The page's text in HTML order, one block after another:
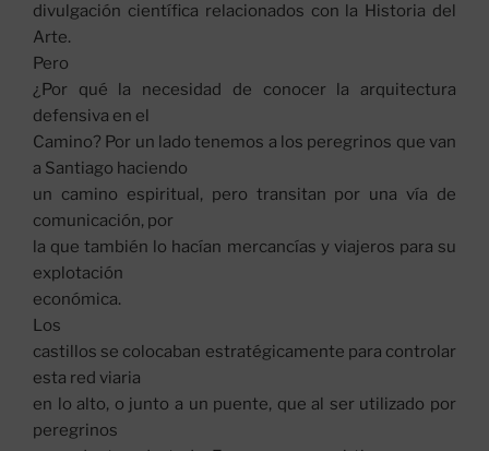
divulgación científica relacionados con la Historia del
Arte.
Pero
¿Por qué la necesidad de conocer la arquitectura
defensiva en el
Camino? Por un lado tenemos a los peregrinos que van
a Santiago haciendo
un camino espiritual, pero transitan por una vía de
comunicación, por
la que también lo hacían mercancías y viajeros para su
explotación
económica.
Los
castillos se colocaban estratégicamente para controlar
esta red viaria
en lo alto, o junto a un puente, que al ser utilizado por
peregrinos